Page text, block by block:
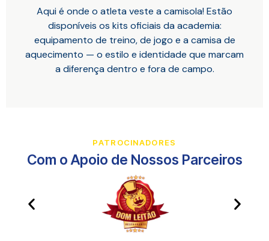
Aqui é onde o atleta veste a camisola! Estão
disponíveis os kits oficiais da academia:
equipamento de treino, de jogo e a camisa de
aquecimento — o estilo e identidade que marcam
a diferença dentro e fora de campo.
PATROCINADORES
Com o Apoio de Nossos Parceiros​